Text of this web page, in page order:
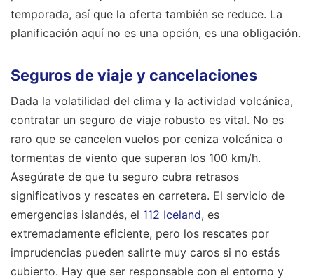
temporada, así que la oferta también se reduce. La
planificación aquí no es una opción, es una obligación.
Seguros de viaje y cancelaciones
Dada la volatilidad del clima y la actividad volcánica,
contratar un seguro de viaje robusto es vital. No es
raro que se cancelen vuelos por ceniza volcánica o
tormentas de viento que superan los 100 km/h.
Asegúrate de que tu seguro cubra retrasos
significativos y rescates en carretera. El servicio de
emergencias islandés, el 112 Iceland, es
extremadamente eficiente, pero los rescates por
imprudencias pueden salirte muy caros si no estás
cubierto. Hay que ser responsable con el entorno y